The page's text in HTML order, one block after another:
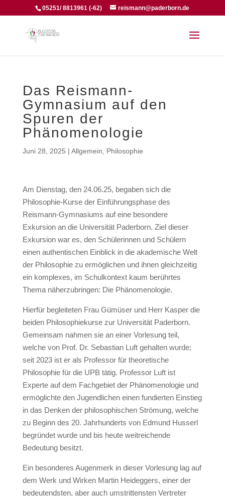
05251/ 8813961 (-62) reismann@paderborn.de
Das Reismann-
Gymnasium auf den
Spuren der
Phänomenologie
Juni 28, 2025 | Allgemein Philosophie
Am Dienstag, den 24.06.25, begaben sich die
Philosophie-Kurse der Einführungsphase des
Reismann-Gymnasiums auf eine besondere
Exkursion an die Universität Paderborn. Ziel dieser
Exkursion war es, den Schülerinnen und Schülern
einen authentischen Einblick in die akademische Welt
der Philosophie zu ermöglichen und ihnen gleichzeitig
ein komplexes, im Schulkontext kaum berührtes
Thema näherzubringen: Die Phänomenologie.
Hierfür begleiteten Frau Gümüser und Herr Kasper die
beiden Philosophiekurse zur Universität Paderborn.
Gemeinsam nahmen sie an einer Vorlesung teil,
welche von Prof. Dr. Sebastian Luft gehalten wurde;
seit 2023 ist er als Professor für theoretische
Philosophie für die UPB tätig. Professor Luft ist
Experte auf dem Fachgebiet der Phänomenologie und
ermöglichte den Jugendlichen einen fundierten Einstieg
in das Denken der philosophischen Strömung, welche
zu Beginn des 20. Jahrhunderts von Edmund Husserl
begründet wurde und bis heute weitreichende
Bedeutung besitzt.
Ein besonderes Augenmerk in dieser Vorlesung lag auf
dem Werk und Wirken Martin Heideggers, einer der
bedeutendsten, aber auch umstrittensten Vertreter